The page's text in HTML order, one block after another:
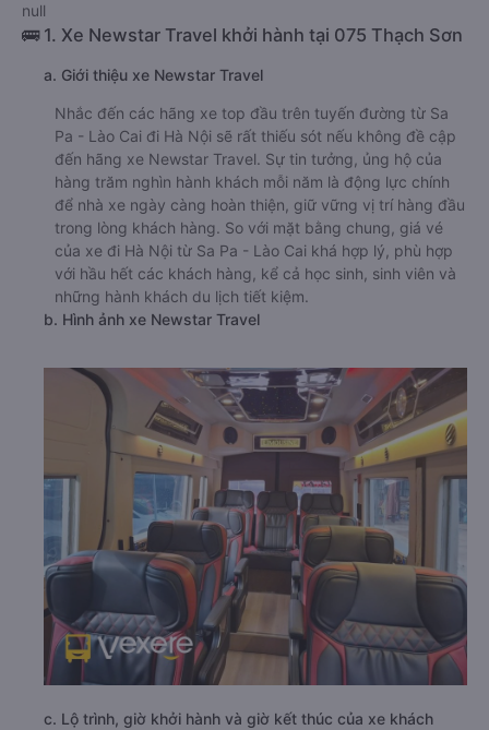
null
🚌 1. Xe Newstar Travel khởi hành tại 075 Thạch Sơn
a. Giới thiệu xe Newstar Travel
Nhắc đến các hãng xe top đầu trên tuyến đường từ Sa
Pa - Lào Cai đi Hà Nội sẽ rất thiếu sót nếu không đề cập
đến hãng xe Newstar Travel. Sự tin tưởng, ủng hộ của
hàng trăm nghìn hành khách mỗi năm là động lực chính
để nhà xe ngày càng hoàn thiện, giữ vững vị trí hàng đầu
trong lòng khách hàng. So với mặt bằng chung, giá vé
của xe đi Hà Nội từ Sa Pa - Lào Cai khá hợp lý, phù hợp
với hầu hết các khách hàng, kể cả học sinh, sinh viên và
những hành khách du lịch tiết kiệm.
b. Hình ảnh xe Newstar Travel
c. Lộ trình, giờ khởi hành và giờ kết thúc của xe khách